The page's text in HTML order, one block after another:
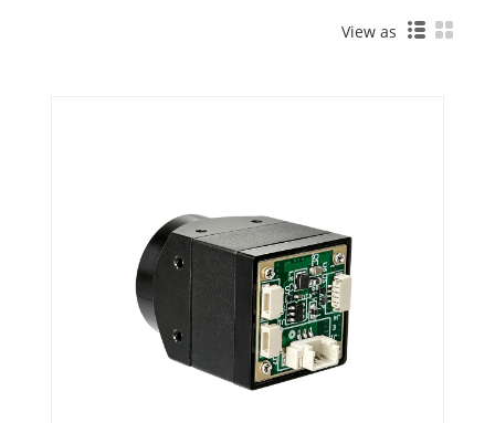
View as